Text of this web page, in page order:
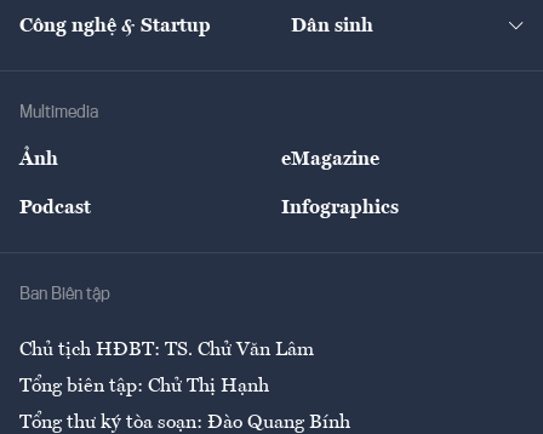
Tư vấn Nông sản
Giải trí
Công nghệ & Startup Dân sinh
Multimedia
Ảnh eMagazine
Podcast Infographics
Ban Biên tập
Chủ tịch HĐBT: TS. Chử Văn Lâm
Tổng biên tập: Chử Thị Hạnh
Tổng thư ký tòa soạn: Đào Quang Bính